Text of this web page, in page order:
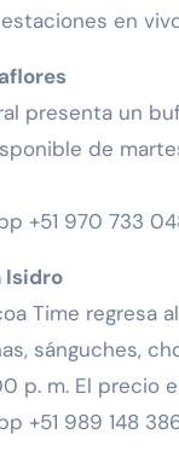
en
presenta un
de
+51 970 733
Isidro
Time regresa
sánguches,
p. m. El precio
+51 989 148